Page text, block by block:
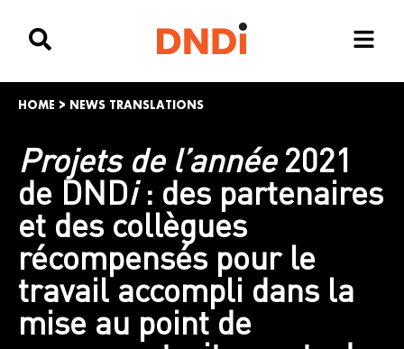
HOME > NEWS TRANSLATIONS
Projets de l’année 2021
de DNDi: des partenaires
et des collègues
récompensés pour le
travail accompli dans la
mise au point de